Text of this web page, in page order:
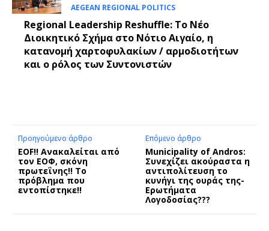
AEGEAN REGIONAL POLITICS
Regional Leadership Reshuffle: Το Νέο
Διοικητικό Σχήμα στο Νότιο Αιγαίο, η
κατανομή χαρτοφυλακίων / αρμοδιοτήτων
και ο ρόλος των Συντονιστών
Προηγούμενο άρθρο
EOF!! Ανακαλείται από
τον ΕΟΦ, σκόνη
πρωτεΐνης!! Το
πρόβλημα που
εντοπίστηκε!!
Επόμενο άρθρο
Municipality of Andros:
Συνεχίζει ακούραστα η
αντιπολίτευση το
κυνήγι της ουράς της-
Ερωτήματα
Λογοδοσίας???